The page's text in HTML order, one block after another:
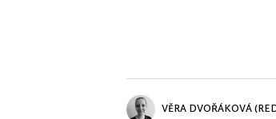
VĚRA DVOŘÁKOVÁ